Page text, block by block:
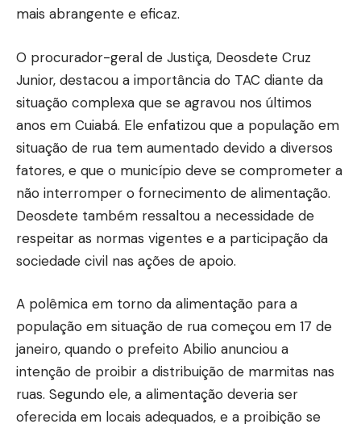
mais abrangente e eficaz.
O procurador-geral de Justiça, Deosdete Cruz
Junior, destacou a importância do TAC diante da
situação complexa que se agravou nos últimos
anos em Cuiabá. Ele enfatizou que a população em
situação de rua tem aumentado devido a diversos
fatores, e que o município deve se comprometer a
não interromper o fornecimento de alimentação.
Deosdete também ressaltou a necessidade de
respeitar as normas vigentes e a participação da
sociedade civil nas ações de apoio.
A polêmica em torno da alimentação para a
população em situação de rua começou em 17 de
janeiro, quando o prefeito Abilio anunciou a
intenção de proibir a distribuição de marmitas nas
ruas. Segundo ele, a alimentação deveria ser
oferecida em locais adequados, e a proibição se